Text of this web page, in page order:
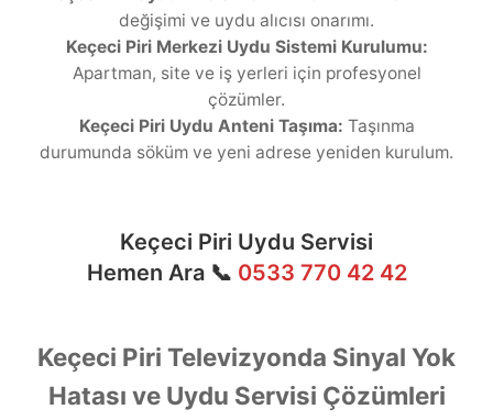
değişimi ve uydu alıcısı onarımı.
Keçeci Piri Merkezi Uydu Sistemi Kurulumu:
Apartman, site ve iş yerleri için profesyonel
çözümler.
Keçeci Piri Uydu Anteni Taşıma: Taşınma
durumunda söküm ve yeni adrese yeniden kurulum.
Keçeci Piri Uydu Servisi
Hemen Ara 📞 0533 770 42 42
Keçeci Piri Televizyonda Sinyal Yok
Hatası ve Uydu Servisi Çözümleri